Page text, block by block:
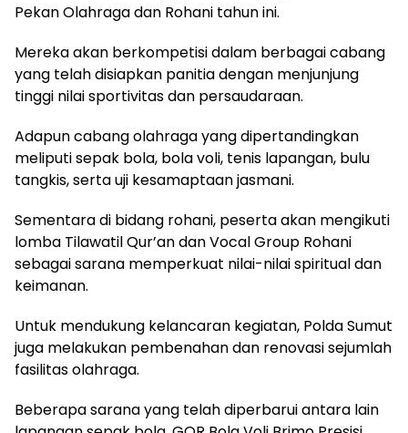
Pekan Olahraga dan Rohani tahun ini.
Mereka akan berkompetisi dalam berbagai cabang
yang telah disiapkan panitia dengan menjunjung
tinggi nilai sportivitas dan persaudaraan.
Adapun cabang olahraga yang dipertandingkan
meliputi sepak bola, bola voli, tenis lapangan, bulu
tangkis, serta uji kesamaptaan jasmani.
Sementara di bidang rohani, peserta akan mengikuti
lomba Tilawatil Qur’an dan Vocal Group Rohani
sebagai sarana memperkuat nilai-nilai spiritual dan
keimanan.
Untuk mendukung kelancaran kegiatan, Polda Sumut
juga melakukan pembenahan dan renovasi sejumlah
fasilitas olahraga.
Beberapa sarana yang telah diperbarui antara lain